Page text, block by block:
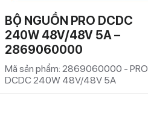
BỘ NGUỒN PRO DCDC
240W 48V/48V 5A –
2869060000
Mã sản phẩm: 2869060000 - PRO
DCDC 240W 48V/48V 5A